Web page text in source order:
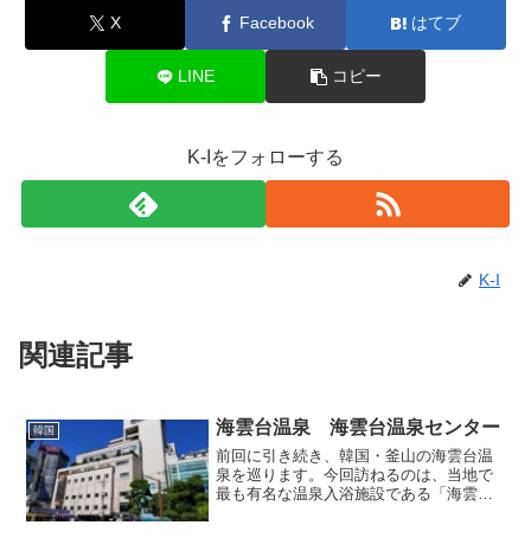
X Facebook はてブ
LINE コピー
K-Iをフォローする
K-I
関連記事
韓国 海雲台温泉 海雲台温泉センター
前回に引き続き、韓国・釜山の海雲台温
泉を巡ります。今回訪ねるのは、当地で
最も有名な温泉入浴施設である「海雲台